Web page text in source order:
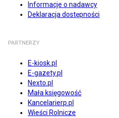
Informacje o nadawcy
Deklaracja dostępności
PARTNERZY
E-kiosk.pl
E-gazety.pl
Nexto.pl
Mała księgowość
Kancelarierp.pl
Wieści Rolnicze